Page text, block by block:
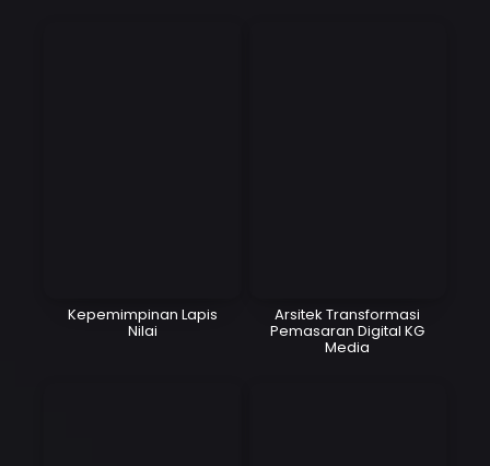
Kepemimpinan Lapis
Nilai
Arsitek Transformasi
Pemasaran Digital KG
Media